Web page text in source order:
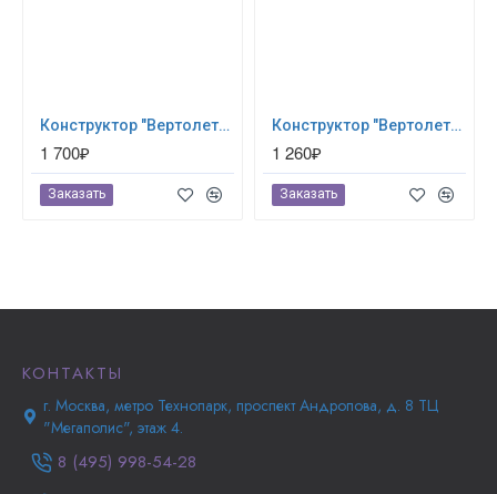
Конструктор "Вертолет" (280 деталей) Eitech (00332)
1 700₽
Заказать
Конструктор "Вертолет", 188 деталей Eitech (00072)
1 260₽
Заказать
КОНТАКТЫ
г. Москва, метро Технопарк, проспект Андропова, д. 8 ТЦ
"Мегаполис", этаж 4.
8 (495) 998-54-28